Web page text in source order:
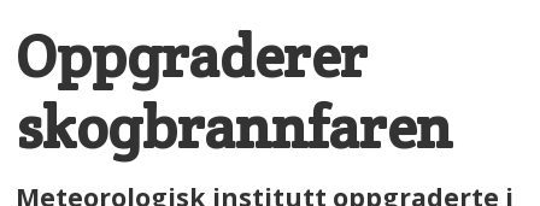
Oppgraderer
skogbrannfaren
Meteorologisk institutt oppgraderte i